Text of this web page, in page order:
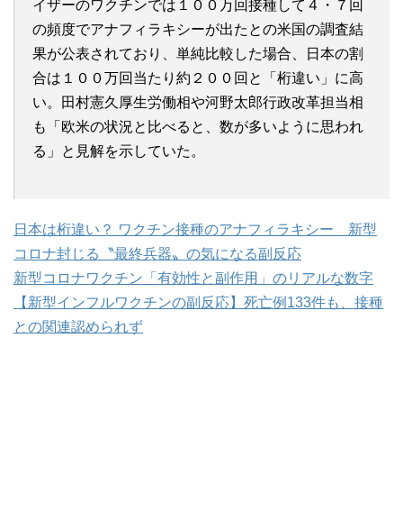
イザーのワクチンでは１００万回接種して４・７回
の頻度でアナフィラキシーが出たとの米国の調査結
果が公表されており、単純比較した場合、日本の割
合は１００万回当たり約２００回と「桁違い」に高
い。田村憲久厚生労働相や河野太郎行政改革担当相
も「欧米の状況と比べると、数が多いように思われ
る」と見解を示していた。
日本は桁違い？ ワクチン接種のアナフィラキシー 新型
コロナ封じる〝最終兵器〟の気になる副反応
新型コロナワクチン「有効性と副作用」のリアルな数字
【新型インフルワクチンの副反応】死亡例133件も、接種
との関連認められず